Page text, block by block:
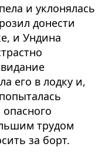
и уклонялась
донести
и Ундина
его в лодку и,
трудом
за борт.